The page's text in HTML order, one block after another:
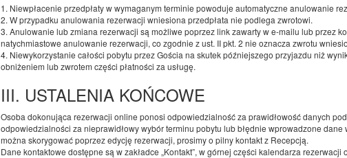
1. Niewpłacenie przedpłaty w wymaganym terminie powoduje automatyczne anulowanie
2. W przypadku anulowania rezerwacji wniesiona przedpłata nie podlega zwrotowi.
3. Anulowanie lub zmiana rezerwacji są możliwe poprzez link zawarty w e-mailu lub przez
natychmiastowe anulowanie rezerwacji, co zgodnie z ust. II pkt. 2 nie oznacza zwrotu
4. Niewykorzystanie całości pobytu przez Gościa na skutek późniejszego przyjazdu niż
obniżeniem lub zwrotem części płatności za usługę.
III. USTALENIA KOŃCOWE
Osoba dokonująca rezerwacji online ponosi odpowiedzialność za prawidłowość danych
odpowiedzialności za nieprawidłowy wybór terminu pobytu lub błędnie wprowadzone
można skorygować poprzez edycję rezerwacji, prosimy o pilny kontakt z Recepcją.
Dane kontaktowe dostępne są w zakładce „Kontakt”, w górnej części kalendarza rezerwacji
Zimmer in günstiger
Verfügbare Nummer: 1
2 Personen
Größe 8,00 m2
1 Ausklappbares Sofa
Teilen